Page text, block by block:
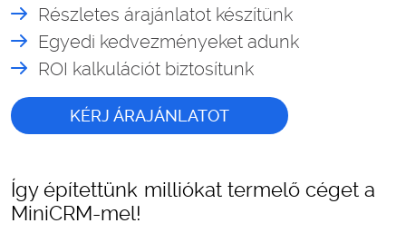
Részletes árajánlatot készítünk
Egyedi kedvezményeket adunk
ROI kalkulációt biztosítunk
KÉRJ ÁRAJÁNLATOT
Így építettünk milliókat termelő céget a
MiniCRM-mel!